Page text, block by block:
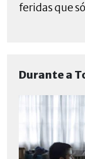
feridas que
Durante a